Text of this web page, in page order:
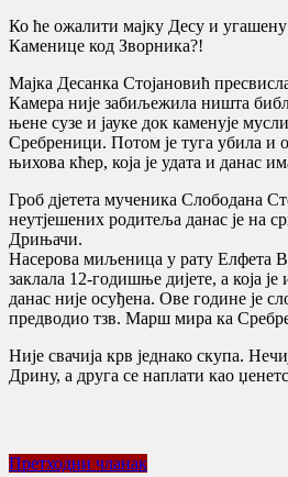
Ко ће ожалити мајку Десу и
Каменице код Зворника?!
Мајка Десанка Стојановић
Камера није забиљежила ништа
њене сузе и јауке док каменује
Сребреници. Потом је туга убила и
њихова кћер, која је удата и данас
Гроб дјетета мученика Слободана
неутјешених родитеља данас је на
Дрињачи.
Насерова миљеница у рату Елфета
заклала 12-годишње дијете, а која
данас није осуђена. Ове године је
предводио тзв. Марш мира ка
Није свачија крв једнако скупа.
Дрину, а друга се наплати као
Претходни чланак